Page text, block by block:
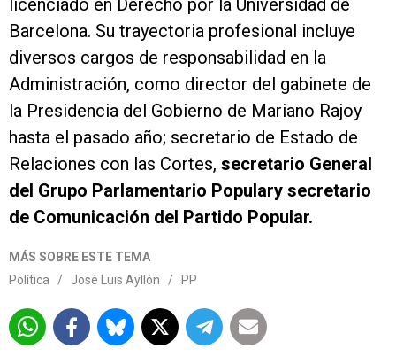
licenciado en Derecho por la Universidad de
Barcelona. Su trayectoria profesional incluye
diversos cargos de responsabilidad en la
Administración, como director del gabinete de
la Presidencia del Gobierno de Mariano Rajoy
hasta el pasado año; secretario de Estado de
Relaciones con las Cortes, secretario General
del Grupo Parlamentario Populary secretario
de Comunicación del Partido Popular.
MÁS SOBRE ESTE TEMA
Política
/ José Luis Ayllón / PP